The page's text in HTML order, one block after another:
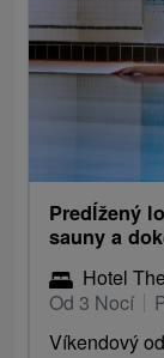
Predĺžený
sauny a
Hotel
Od 3 Nocí
Víkendový